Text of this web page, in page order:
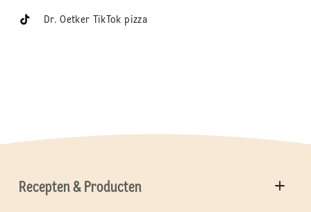
Dr. Oetker TikTok pizza
Recepten & Producten